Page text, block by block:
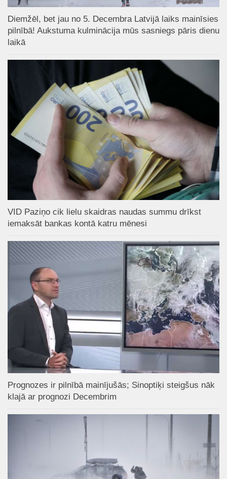
Diemžēl, bet jau no 5. Decembra Latvijā laiks mainīsies
pilnībā! Aukstuma kulminācija mūs sasniegs pāris dienu
laikā
VID Paziņo cik lielu skaidras naudas summu drīkst
iemaksāt bankas kontā katru mēnesi
Prognozes ir pilnībā mainījušās; Sinoptiķi steigšus nāk
klajā ar prognozi Decembrim